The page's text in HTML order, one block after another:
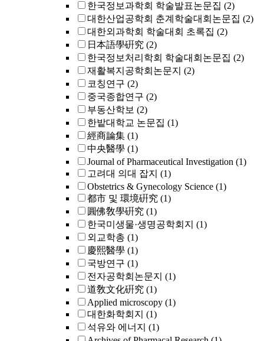
한국정보과학회 학술발표논문집 (2)
대한산업공학회 춘계학술대회논문집 (2)
대한외과학회 학술대회 초록집 (2)
日本語學硏究 (2)
한국정보처리학회 학술대회논문집 (2)
재활복지공학회논문지 (2)
코칭연구 (2)
중국종합연구 (2)
부동산학보 (2)
한밭대학교 논문집 (1)
經商論集 (1)
中央醫學 (1)
Journal of Pharmaceutical Investigation (1)
고려대 의대 잡지 (1)
Obstetrics & Gynecology Science (1)
都市 및 環境硏究 (1)
圓佛敎學硏究 (1)
한국미생물·생명공학회지 (1)
외교학총 (1)
慶熙醫學 (1)
국방연구 (1)
전자공학회논문지 (1)
道敎文化硏究 (1)
Applied microscopy (1)
대한화학회지 (1)
석유와 에너지 (1)